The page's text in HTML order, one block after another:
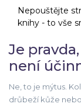
Nepouštějte
knihy - to vše
Je
není
Ne, to je mýtus.
drůbeží kůže